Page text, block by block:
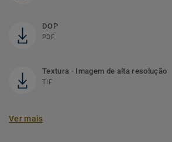
DOP
PDF
Textura - Imagem de alta resolução
TIF
Ver mais